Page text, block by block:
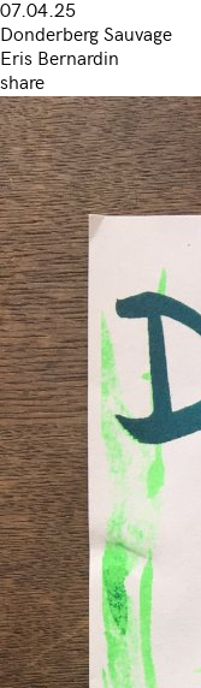
07.04.25
Donderberg Sauvage
Eris Bernardin
share